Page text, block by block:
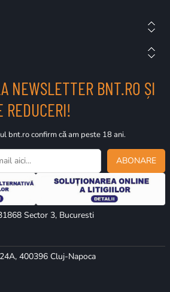
NEWSLETTER BNT.RO ȘI
REDUCERI!
bnt.ro confirm că am peste 18 ani.
ABONARE
Sector 3, Bucuresti
400396 Cluj-Napoca